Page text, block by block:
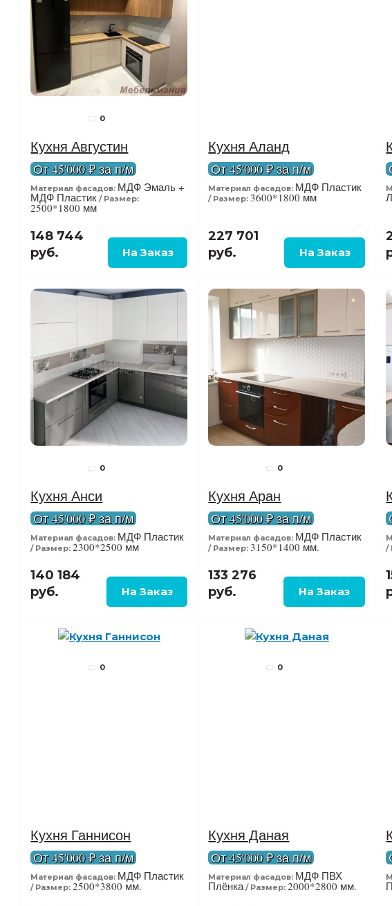
0
Кухня Августин
От 45'000 ₽ за п/м
Материал фасадов: МДФ Эмаль +
МДФ Пластик Размер:
2500*1800 мм
148 744
руб.
Кухня Аланд
От 45'000 ₽ за п/м
Материал фасадов: МДФ Пластик
Размер: 3600*1800 мм
227 701
руб.
0
Кухня Анси
От 45'000 ₽ за п/м
Материал фасадов: МДФ Пластик
Размер: 2300*2500 мм
140 184
руб.
0
Кухня Аран
От 45'000 ₽ за п/м
Материал фасадов: МДФ Пластик
Размер: 3150*1400 мм.
133 276
руб.
0
Кухня Ганнисон
От 45'000 ₽ за п/м
Материал фасадов: МДФ Пластик
Размер: 2500*3800 мм.
0
Кухня Даная
От 45'000 ₽ за п/м
Материал фасадов: МДФ ПВХ
Плёнка Размер: 2000*2800 мм.